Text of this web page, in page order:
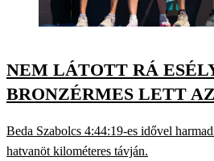
NEM LÁTOTT RÁ
BRONZÉRMES LETT
Beda Szabolcs 4:44:19-es idővel
hatvanöt kilométeres távján.